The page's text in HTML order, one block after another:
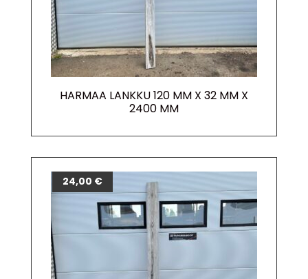
HARMAA LANKKU 120 MM X 32 MM X
2400 MM
24,00 €